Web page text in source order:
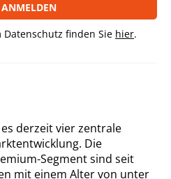
ANMELDEN
finden Sie hier.
derzeit vier zentrale
Die
Segment sind seit
mit einem Alter von unter